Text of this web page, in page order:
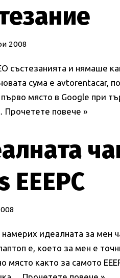
2008
състезанията и нямаше
сума е avtorentacar,
място в Google при
Прочетете повече »
EEEPC
идеалната за мен
е, което за мен е
място както за самото